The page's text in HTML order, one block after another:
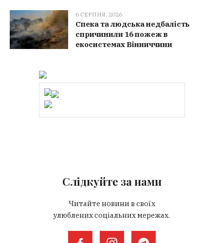
6 СЕРПНЯ, 2026
Спека та людська недбалість
спричинили 16 пожеж в
екосистемах Вінниччини
Слідкуйте за нами
Читайте новини в своїх
улюблених соціальних мережах.